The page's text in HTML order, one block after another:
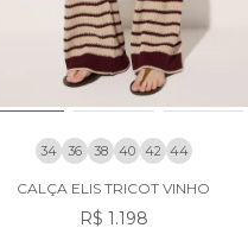
34 36 38 40 42 44
CALÇA ELIS TRICOT VINHO
R$ 1.198